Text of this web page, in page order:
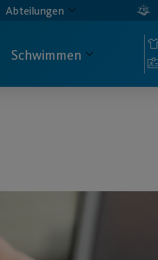
Abteilungen
Schwimmen